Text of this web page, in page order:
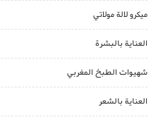
ميكرو لالة مولاتي
العناية بالبشرة
شهيوات الطبخ المغربي
العناية بالشعر